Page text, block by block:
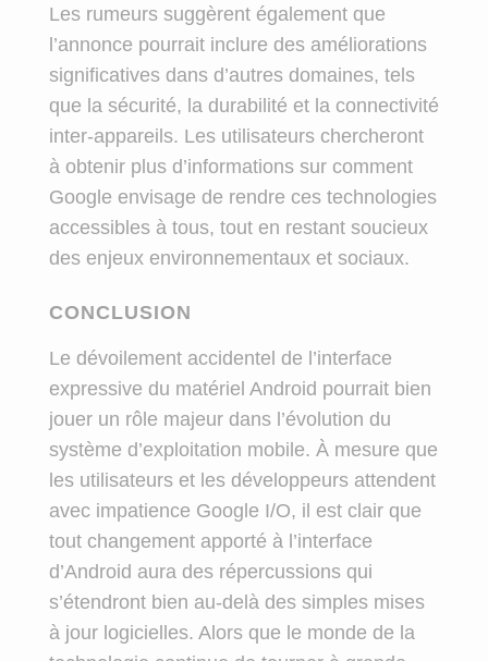
Les rumeurs suggèrent également que
l’annonce pourrait inclure des améliorations
significatives dans d’autres domaines, tels
que la sécurité, la durabilité et la connectivité
inter-appareils. Les utilisateurs chercheront
à obtenir plus d’informations sur comment
Google envisage de rendre ces technologies
accessibles à tous, tout en restant soucieux
des enjeux environnementaux et sociaux.
CONCLUSION
Le dévoilement accidentel de l’interface
expressive du matériel Android pourrait bien
jouer un rôle majeur dans l’évolution du
système d’exploitation mobile. À mesure que
les utilisateurs et les développeurs attendent
avec impatience Google I/O, il est clair que
tout changement apporté à l’interface
d’Android aura des répercussions qui
s’étendront bien au-delà des simples mises
à jour logicielles. Alors que le monde de la